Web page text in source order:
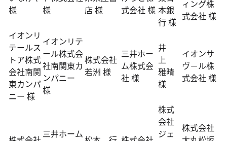
様
様
店 様
式会社 様 本銀
行 様
ィング株
式会社 様
イオンリ
テールス
トア株式
会社南関
東カンパ
ニー 様
イオンリテ
ール株式会
社南関東カ
ンパニー
様
株式会社
若洲 様
三井ホー
ム株式会
社 様
井
上
雅晴
様
イオンサ
ヴ－ル株
式会社 様
三井ホーム
株式
会社
ジェ
株式会社